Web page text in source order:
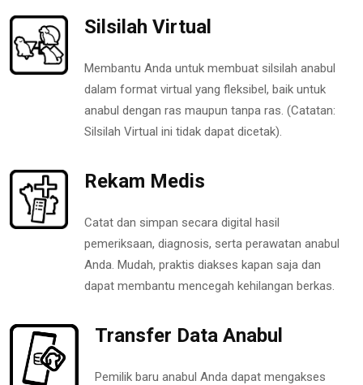
Silsilah Virtual
Membantu Anda untuk membuat silsilah anabul
dalam format virtual yang fleksibel, baik untuk
anabul dengan ras maupun tanpa ras. (Catatan:
Silsilah Virtual ini tidak dapat dicetak).
Rekam Medis
Catat dan simpan secara digital hasil
pemeriksaan, diagnosis, serta perawatan anabul
Anda. Mudah, praktis diakses kapan saja dan
dapat membantu mencegah kehilangan berkas.
Transfer Data Anabul
Pemilik baru anabul Anda dapat mengakses